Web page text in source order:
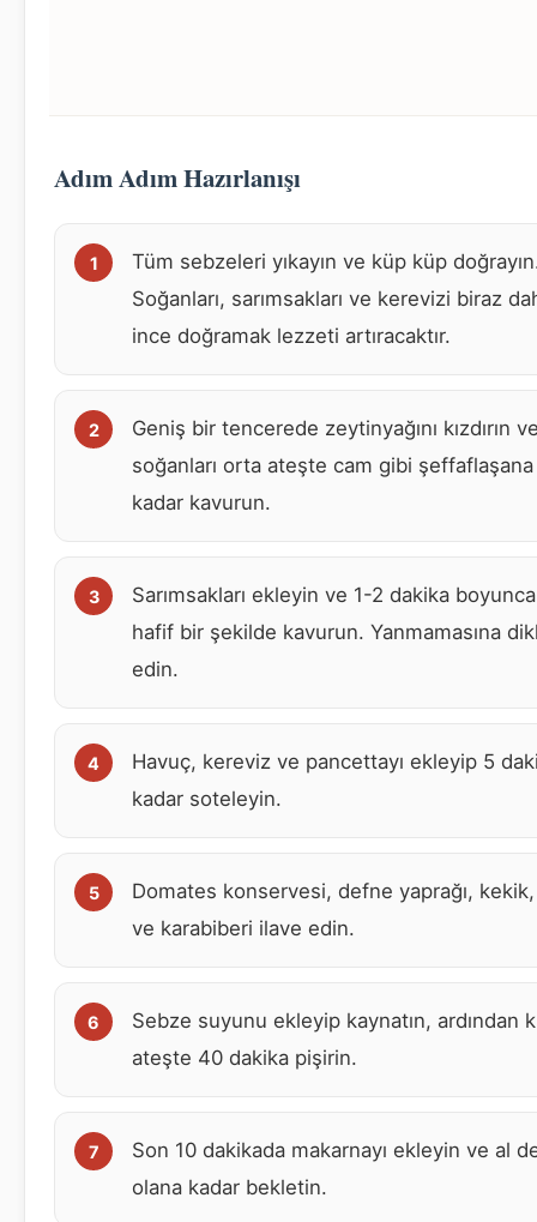
Adım Adım Hazırlanışı
Tüm sebzeleri yıkayın ve küp küp
Soğanları, sarımsakları ve kerevizi biraz
ince doğramak lezzeti artıracaktır.
Geniş bir tencerede zeytinyağını kızdırın
soğanları orta ateşte cam gibi şeffaflaşana
kadar kavurun.
Sarımsakları ekleyin ve 1-2 dakika boyunca
hafif bir şekilde kavurun. Yanmamasına
edin.
Havuç, kereviz ve pancettayı ekleyip 5
kadar soteleyin.
Domates konservesi, defne yaprağı,
ve karabiberi ilave edin.
Sebze suyunu ekleyip kaynatın, ardından
ateşte 40 dakika pişirin.
Son 10 dakikada makarnayı ekleyin ve al
olana kadar bekletin.